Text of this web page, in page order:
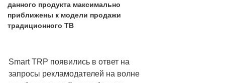
данного продукта максимально
приближены к модели продажи
традиционного ТВ
Smart TRP появились в ответ на
запросы рекламодателей на волне